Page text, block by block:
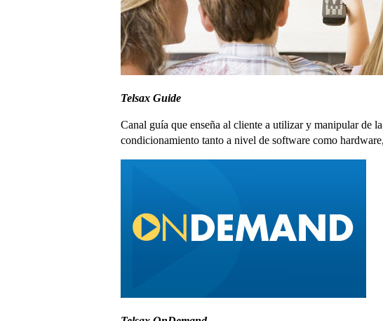
Telsax Guide
Canal guía que enseña al cliente a utilizar y manipular de
condicionamiento tanto a nivel de software como